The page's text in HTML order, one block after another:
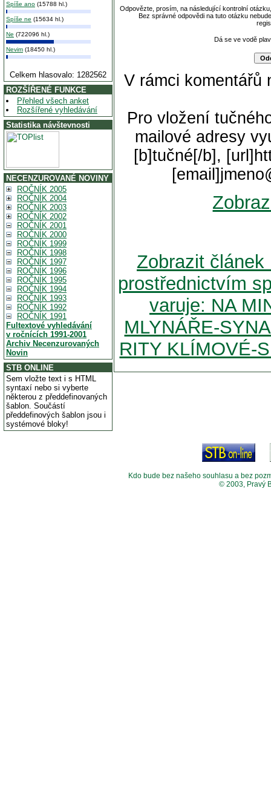
Spíše ano (15788 hl.)
Spíše ne (15634 hl.)
Ne (722096 hl.)
Nevim (18450 hl.)
Celkem hlasovalo: 1282562
ROZŠÍŘENÉ FUNKCE
Přehled všech anket
Rozšířené vyhledávání
Statistika návštevnosti
NECENZUROVANÉ NOVINY
ROČNÍK 2005
ROČNÍK 2004
ROČNÍK 2003
ROČNÍK 2002
ROČNÍK 2001
ROČNÍK 2000
ROČNÍK 1999
ROČNÍK 1998
ROČNÍK 1997
ROČNÍK 1996
ROČNÍK 1995
ROČNÍK 1994
ROČNÍK 1993
ROČNÍK 1992
ROČNÍK 1991
Fultextové vyhledávání
v ročnících 1991-2001
Archiv Necenzurovaných
Novin
STB ONLINE
Sem vložte text i s HTML
syntaxí nebo si vyberte
některou z předdefinovaných
šablon. Součástí
předdefinových šablon jsou i
systémové bloky!
Odpovězte, prosím, na následující kontrolní
Bez správné odpovědi na tuto otázku
Dá se ve vodě
V rámci komentářů
Pro vložení
mailové adresy
[b]tučné[/b],
Zobrazit
prostřednictvím
varuje: NA
MLYNÁŘE-
RITY KLÍMOVÉ-
Kdo bude bez našeho souhlasu a bez
© 2003, Pravý